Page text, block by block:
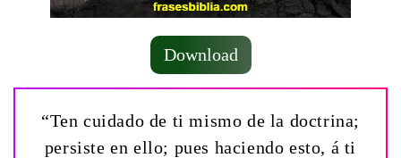
Download
“Ten cuidado de ti mismo de la doctrina;
persiste en ello; pues haciendo esto, á ti